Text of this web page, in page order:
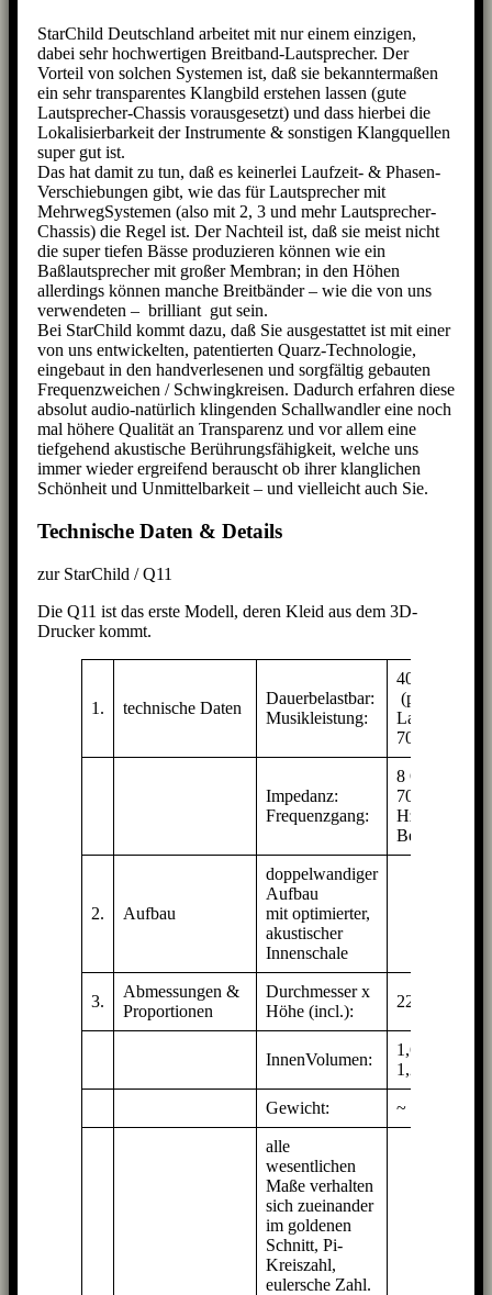
StarChild Deutschland arbeitet mit nur einem einzigen,
dabei sehr hochwertigen Breitband-Lautsprecher. Der
Vorteil von solchen Systemen ist, daß sie bekanntermaßen
ein sehr transparentes Klangbild erstehen lassen (gute
Lautsprecher-Chassis vorausgesetzt) und dass hierbei die
Lokalisierbarkeit der Instrumente & sonstigen Klangquellen
super gut ist.
Das hat damit zu tun, daß es keinerlei Laufzeit- & Phasen-
Verschiebungen gibt, wie das für Lautsprecher mit
MehrwegSystemen (also mit 2, 3 und mehr Lautsprecher-
Chassis) die Regel ist. Der Nachteil ist, daß sie meist nicht
die super tiefen Bässe produzieren können wie ein
Baßlautsprecher mit großer Membran; in den Höhen
allerdings können manche Breitbänder – wie die von uns
verwendeten – brilliant gut sein.
Bei StarChild kommt dazu, daß Sie ausgestattet ist mit einer
von uns entwickelten, patentierten Quarz-Technologie,
eingebaut in den handverlesenen und sorgfältig gebauten
Frequenzweichen / Schwingkreisen. Dadurch erfahren diese
absolut audio-natürlich klingenden Schallwandler eine noch
mal höhere Qualität an Transparenz und vor allem eine
tiefgehend akustische Berührungsfähigkeit, welche uns
immer wieder ergreifend berauscht ob ihrer klanglichen
Schönheit und Unmittelbarkeit – und vielleicht auch Sie.
Technische Daten & Details
zur StarChild / Q11
Die Q11 ist das erste Modell, deren Kleid aus dem 3D-
Drucker kommt.
1. technische Daten
Dauerbelastbar:
Musikleistung:
40 Watt RMS
(pro
Lautsprecher)
70 Watt
Impedanz:
Frequenzgang:
8 Ohm
70 – 17000
Hz (im Solo-
Betrieb)
2. Aufbau
doppelwandiger
Aufbau
mit optimierter,
akustischer
Innenschale
3.
Abmessungen &
Proportionen
Durchmesser x
Höhe (incl.):
22 x 50 cm
InnenVolumen:
1,6 lit brutto /
1,2 lit netto
Gewicht: ~ 2,1 kg
alle
wesentlichen
Maße verhalten
sich zueinander
im goldenen
Schnitt, Pi-
Kreiszahl,
eulersche Zahl.